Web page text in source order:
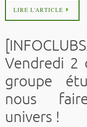
LIRE L’ARTICLE
Vendredi 2
groupe
nous
univers !